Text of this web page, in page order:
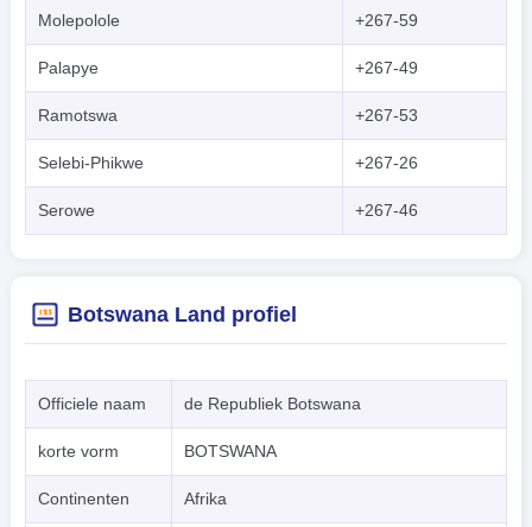
Molepolole +267-59
Palapye +267-49
Ramotswa +267-53
Selebi-Phikwe +267-26
Serowe +267-46
Botswana Land profiel
Officiele naam de Republiek Botswana
korte vorm BOTSWANA
Continenten Afrika